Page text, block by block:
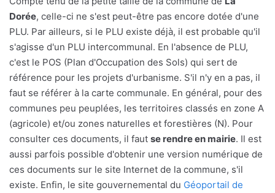
Dorée, celle-ci ne s'est peut-être pas encore dotée d'une
PLU. Par ailleurs, si le PLU existe déjà, il est probable qu'il
s'agisse d'un PLU intercommunal. En l'absence de PLU,
c'est le POS (Plan d'Occupation des Sols) qui sert de
référence pour les projets d'urbanisme. S'il n'y en a pas, il
faut se référer à la carte communale. En général, pour des
communes peu peuplées, les territoires classés en zone A
(agricole) et/ou zones naturelles et forestières (N). Pour
consulter ces documents, il faut se rendre en mairie. Il est
aussi parfois possible d'obtenir une version numérique de
ces documents sur le site Internet de la commune, s'il
existe. Enfin, le site gouvernemental du Géoportail de